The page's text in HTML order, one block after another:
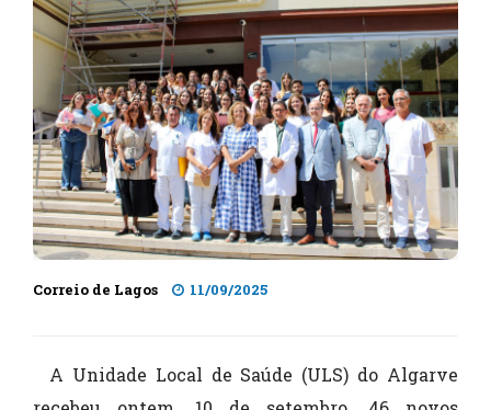
Correio de Lagos 11/09/2025
A Unidade Local de Saúde (ULS) do Algarve